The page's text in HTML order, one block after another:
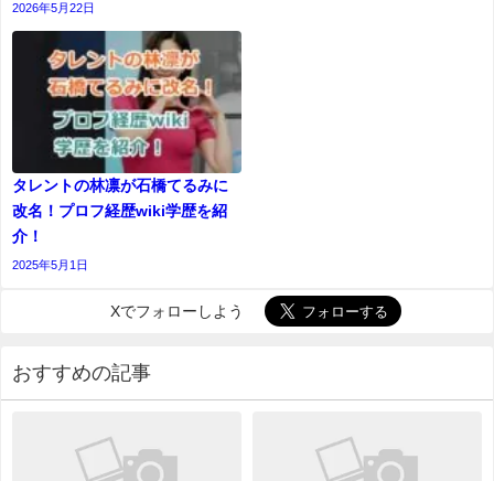
2026年5月22日
タレントの林凛が石橋てるみに
改名！プロフ経歴wiki学歴を紹
介！
2025年5月1日
Xでフォローしよう
おすすめの記事